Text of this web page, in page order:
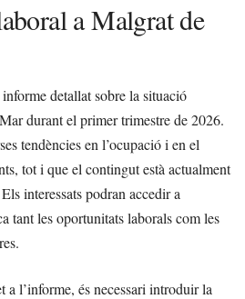
a Malgrat de
detallat sobre la situació
durant el primer trimestre de 2026.
tendències en l’ocupació i en el
tot i que el contingut està actualment
interessats podran accedir a
tant les oportunitats laborals com les
a l’informe, és necessari introduir la